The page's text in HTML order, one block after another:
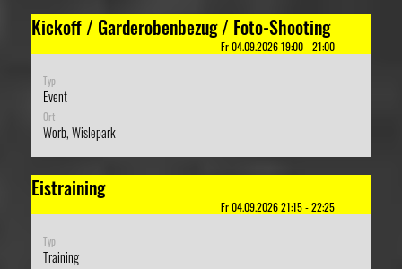
Kickoff / Garderobenbezug / Foto-Shooting
Fr 04.09.2026 19:00 - 21:00
Typ
Event
Ort
Worb, Wislepark
Eistraining
Fr 04.09.2026 21:15 - 22:25
Typ
Training